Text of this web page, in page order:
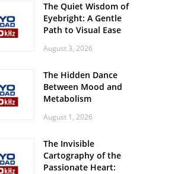
The Quiet Wisdom of
Eyebright: A Gentle
Path to Visual Ease
August 3, 2026
The Hidden Dance
Between Mood and
Metabolism
August 1, 2026
The Invisible
Cartography of the
Passionate Heart: